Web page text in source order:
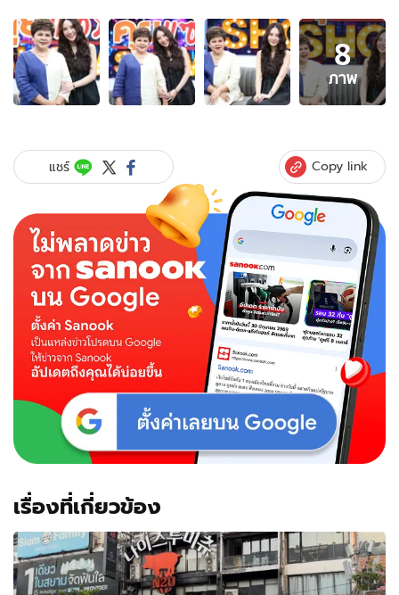
อัลบั้ม
ภาพ
8
ภาพ
ของ
แรก!
"ญดา
เปิด
ใจ
ชอบ
หญิง
ใกล้
แล้ว
ใจฟู
ชื่อ
คน
ที่
8
ภาพ
แชร์ Copy link
เรื่องที่เกี่ยวข้อง